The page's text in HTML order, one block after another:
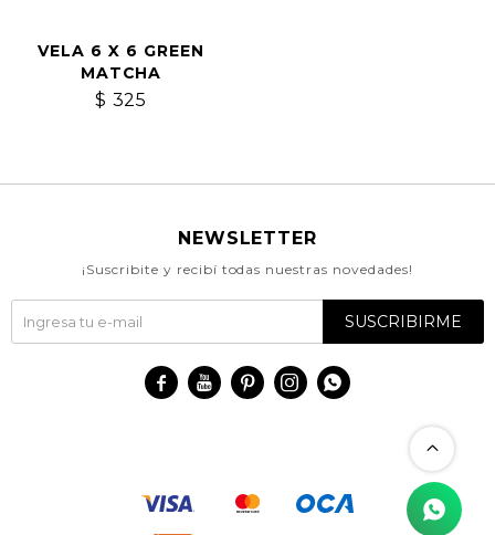
VELA 6 X 6 GREEN
MATCHA
$ 325
NEWSLETTER
¡Suscribite y recibí todas nuestras novedades!
SUSCRIBIRME
    